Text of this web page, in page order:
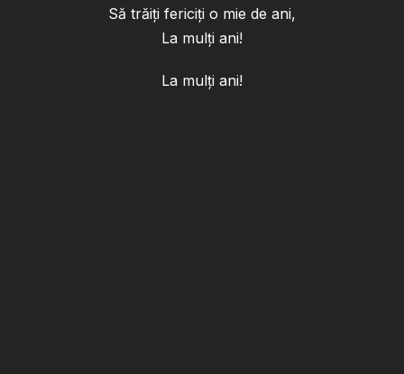
Să trăiţi fericiţi o mie de ani,
La mulţi ani!
La mulţi ani!